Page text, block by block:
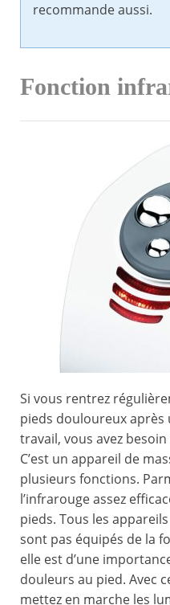
recommande aussi.
Fonction
Si vous rentrez
pieds douloureux
travail, vous avez besoin
C’est un appareil de
plusieurs fonctions.
l’infrarouge assez
pieds. Tous les
sont pas équipés de la
elle est d’une
douleurs au pied. Avec
mettez en marche les